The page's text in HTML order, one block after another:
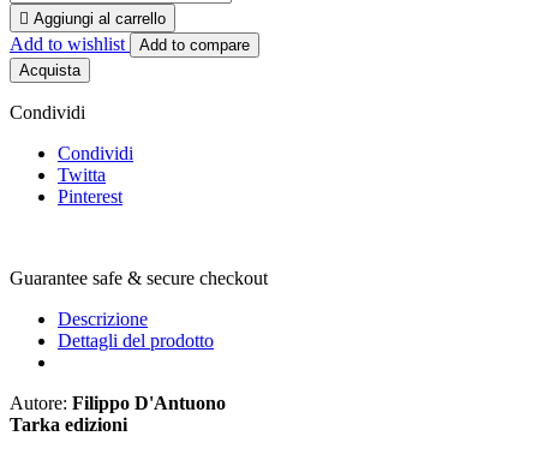
 Aggiungi al carrello
Add to wishlist
Add to compare
Acquista
Condividi
Condividi
Twitta
Pinterest
Guarantee safe & secure checkout
Descrizione
Dettagli del prodotto
Autore: Filippo D'Antuono
Tarka edizioni